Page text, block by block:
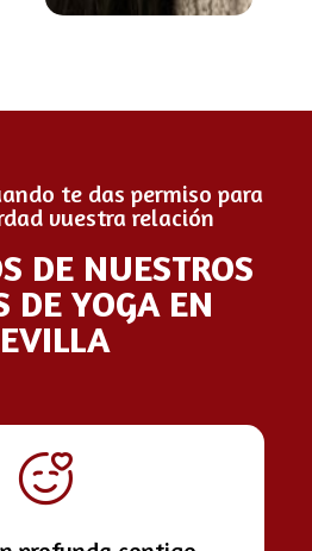
te das permiso para
vuestra relación
DE NUESTROS
DE YOGA EN